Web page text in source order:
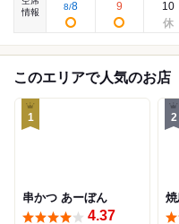
情報
8/8 9 10
このエリアで人気のお店
1
串かつ あーぼん
4.37
2
焼